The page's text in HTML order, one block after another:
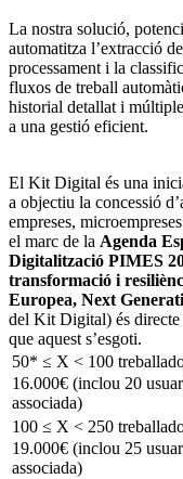
La nostra solució,
automatitza l’extracció
processament i la
fluxos de treball
historial detallat i
a una gestió eficient.
El Kit Digital és una
a objectiu la concessió
empreses,
el marc de la Agenda
Digitalització PIMES
transformació i
Europea, Next
del Kit Digital) és directe
que aquest s’esgoti.
50* ≤ X < 100
16.000€ (inclou 20
associada)
100 ≤ X < 250
19.000€ (inclou 25
associada)